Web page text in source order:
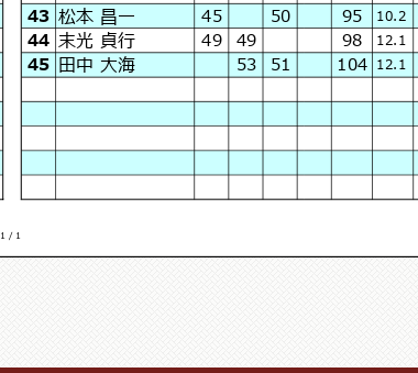
43 松本 昌一 45 50 95 10.2
44 末光 貞行 49 49 98 12.1
45 田中 大海 53 51 104 12.1
1 / 1